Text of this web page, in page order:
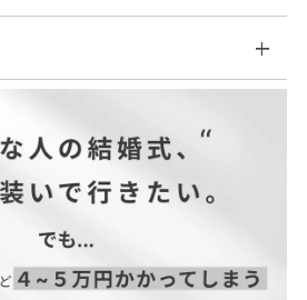
美しいアイテム。
ン
横幅 マチ
25.5